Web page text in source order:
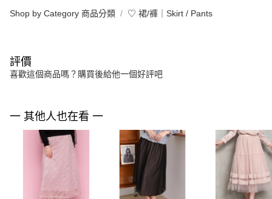
Shop by Category 商品分類 ♡ 裙/褲｜Skirt / Pants
評價
喜歡這個商品嗎？購買後給他一個好評吧
一 其他人也在看 一